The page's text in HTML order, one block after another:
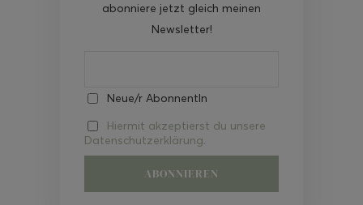
abonniere jetzt gleich meinen
Newsletter!
Neue/r AbonnentIn
Hiermit akzeptierst du unsere
Datenschutzerklärung.